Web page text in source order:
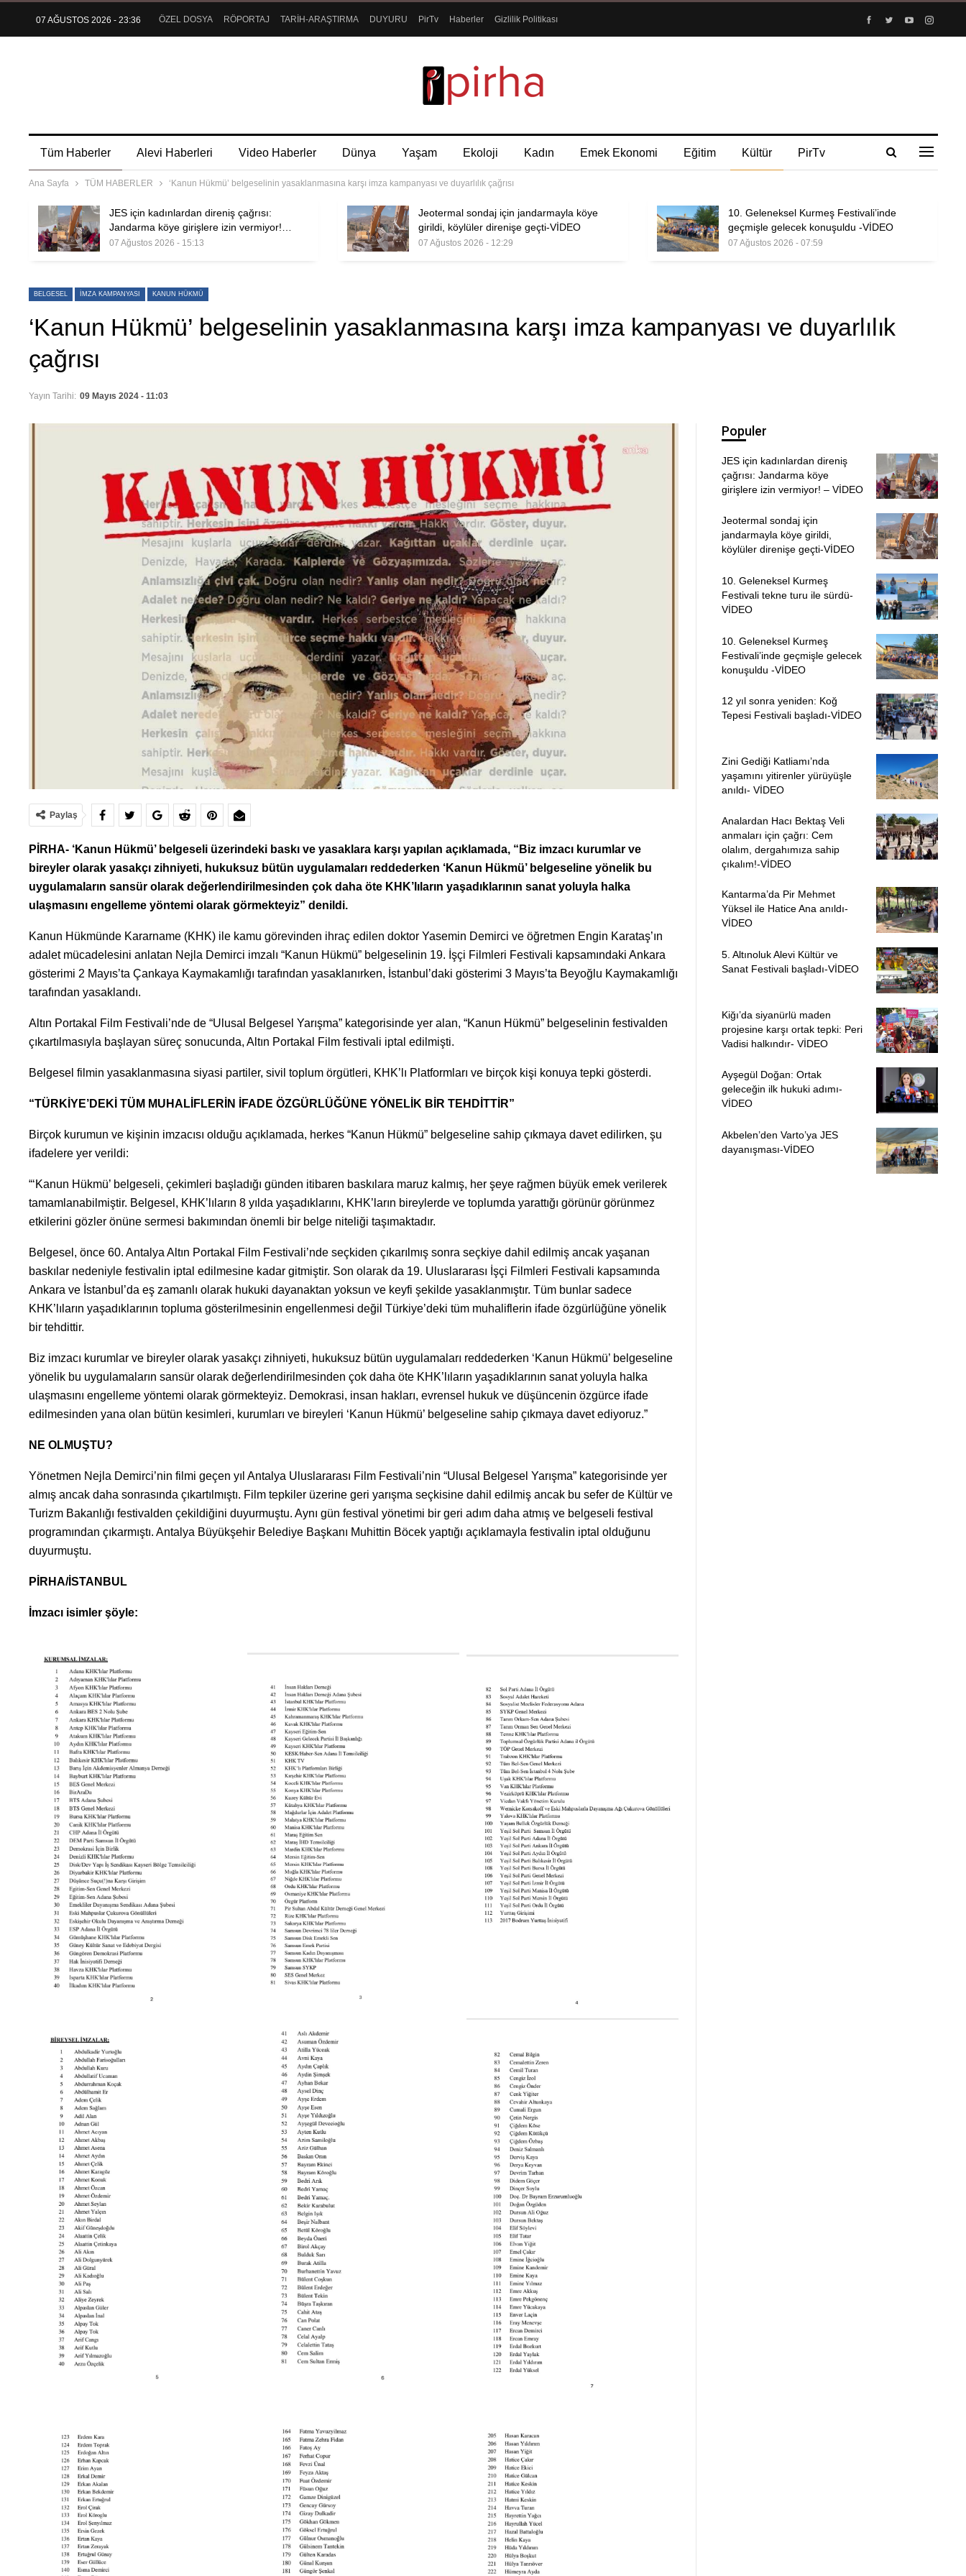
07 AĞUSTOS 2026 - 23:36 ÖZEL DOSYA RÖPORTAJ TARİH-ARAŞTIRMA DUYURU PirTv Haberler Gizlilik Politikası
Tüm Haberler Alevi Haberleri Video Haberler Dünya Yaşam Ekoloji Kadın Emek Ekonomi Eğitim Kültür PirTv
Ana Sayfa TÜM HABERLER ‘Kanun Hükmü’ belgeselinin yasaklanmasına karşı imza kampanyası ve duyarlılık çağrısı
JES için kadınlardan direniş çağrısı:
Jandarma köye girişlere izin vermiyor!…
07 Ağustos 2026 - 15:13
Jeotermal sondaj için jandarmayla köye
girildi, köylüler direnişe geçti-VİDEO
07 Ağustos 2026 - 12:29
10. Geleneksel Kurmeş Festivali’inde
geçmişle gelecek konuşuldu -VİDEO
07 Ağustos 2026 - 07:59
BELGESEL IMZA KAMPANYASI KANUN HÜKMÜ
‘Kanun Hükmü’ belgeselinin yasaklanmasına karşı imza kampanyası ve duyarlılık
çağrısı
Yayın Tarihi: 09 Mayıs 2024 - 11:03
Paylaş
PİRHA- ‘Kanun Hükmü’ belgeseli üzerindeki baskı ve yasaklara karşı yapılan açıklamada, “Biz imzacı kurumlar ve
bireyler olarak yasakçı zihniyeti, hukuksuz bütün uygulamaları reddederken ‘Kanun Hükmü’ belgeseline yönelik bu
uygulamaların sansür olarak değerlendirilmesinden çok daha öte KHK’lıların yaşadıklarının sanat yoluyla halka
ulaşmasını engelleme yöntemi olarak görmekteyiz” denildi.
Kanun Hükmünde Kararname (KHK) ile kamu görevinden ihraç edilen doktor Yasemin Demirci ve öğretmen Engin Karataş’ın
adalet mücadelesini anlatan Nejla Demirci imzalı “Kanun Hükmü” belgeselinin 19. İşçi Filmleri Festivali kapsamındaki Ankara
gösterimi 2 Mayıs’ta Çankaya Kaymakamlığı tarafından yasaklanırken, İstanbul’daki gösterimi 3 Mayıs’ta Beyoğlu Kaymakamlığı
tarafından yasaklandı.
Altın Portakal Film Festivali’nde de “Ulusal Belgesel Yarışma” kategorisinde yer alan, “Kanun Hükmü” belgeselinin festivalden
çıkartılmasıyla başlayan süreç sonucunda, Altın Portakal Film festivali iptal edilmişti.
Belgesel filmin yasaklanmasına siyasi partiler, sivil toplum örgütleri, KHK’lı Platformları ve birçok kişi konuya tepki gösterdi.
“TÜRKİYE’DEKİ TÜM MUHALİFLERİN İFADE ÖZGÜRLÜĞÜNE YÖNELİK BİR TEHDİTTİR”
Birçok kurumun ve kişinin imzacısı olduğu açıklamada, herkes “Kanun Hükmü” belgeseline sahip çıkmaya davet edilirken, şu
ifadelere yer verildi:
“‘Kanun Hükmü’ belgeseli, çekimleri başladığı günden itibaren baskılara maruz kalmış, her şeye rağmen büyük emek verilerek
tamamlanabilmiştir. Belgesel, KHK’lıların 8 yılda yaşadıklarını, KHK’ların bireylerde ve toplumda yarattığı görünür görünmez
etkilerini gözler önüne sermesi bakımından önemli bir belge niteliği taşımaktadır.
Belgesel, önce 60. Antalya Altın Portakal Film Festivali’nde seçkiden çıkarılmış sonra seçkiye dahil edilmiş ancak yaşanan
baskılar nedeniyle festivalin iptal edilmesine kadar gitmiştir. Son olarak da 19. Uluslararası İşçi Filmleri Festivali kapsamında
Ankara ve İstanbul’da eş zamanlı olarak hukuki dayanaktan yoksun ve keyfi şekilde yasaklanmıştır. Tüm bunlar sadece
KHK’lıların yaşadıklarının topluma gösterilmesinin engellenmesi değil Türkiye’deki tüm muhaliflerin ifade özgürlüğüne yönelik
bir tehdittir.
Biz imzacı kurumlar ve bireyler olarak yasakçı zihniyeti, hukuksuz bütün uygulamaları reddederken ‘Kanun Hükmü’ belgeseline
yönelik bu uygulamaların sansür olarak değerlendirilmesinden çok daha öte KHK’lıların yaşadıklarının sanat yoluyla halka
ulaşmasını engelleme yöntemi olarak görmekteyiz. Demokrasi, insan hakları, evrensel hukuk ve düşüncenin özgürce ifade
edilmesinden yana olan bütün kesimleri, kurumları ve bireyleri ‘Kanun Hükmü’ belgeseline sahip çıkmaya davet ediyoruz.”
NE OLMUŞTU?
Yönetmen Nejla Demirci’nin filmi geçen yıl Antalya Uluslararası Film Festivali’nin “Ulusal Belgesel Yarışma” kategorisinde yer
almış ancak daha sonrasında çıkartılmıştı. Film tepkiler üzerine geri yarışma seçkisine dahil edilmiş ancak bu sefer de Kültür ve
Turizm Bakanlığı festivalden çekildiğini duyurmuştu. Aynı gün festival yönetimi bir geri adım daha atmış ve belgeseli festival
programından çıkarmıştı. Antalya Büyükşehir Belediye Başkanı Muhittin Böcek yaptığı açıklamayla festivalin iptal olduğunu
duyurmuştu.
PİRHA/İSTANBUL
İmzacı isimler şöyle:
Populer
JES için kadınlardan direniş
çağrısı: Jandarma köye
girişlere izin vermiyor! – VİDEO
Jeotermal sondaj için
jandarmayla köye girildi,
köylüler direnişe geçti-VİDEO
10. Geleneksel Kurmeş
Festivali tekne turu ile sürdü-
VİDEO
10. Geleneksel Kurmeş
Festivali’inde geçmişle gelecek
konuşuldu -VİDEO
12 yıl sonra yeniden: Koğ
Tepesi Festivali başladı-VİDEO
Zini Gediği Katliamı’nda
yaşamını yitirenler yürüyüşle
anıldı- VİDEO
Analardan Hacı Bektaş Veli
anmaları için çağrı: Cem
olalım, dergahımıza sahip
çıkalım!-VİDEO
Kantarma’da Pir Mehmet
Yüksel ile Hatice Ana anıldı-
VİDEO
5. Altınoluk Alevi Kültür ve
Sanat Festivali başladı-VİDEO
Kiğı’da siyanürlü maden
projesine karşı ortak tepki: Peri
Vadisi halkındır- VİDEO
Ayşegül Doğan: Ortak
geleceğin ilk hukuki adımı-
VİDEO
Akbelen’den Varto’ya JES
dayanışması-VİDEO